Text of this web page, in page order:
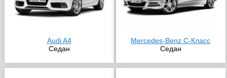
Audi A4
Седан
Mercedes-Benz C-Класс
Седан